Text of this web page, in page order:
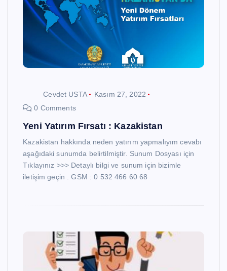
Cevdet USTA
Kasım 27, 2022
0 Comments
Yeni Yatırım Fırsatı : Kazakistan
Kazakistan hakkında neden yatırım yapmalıyım cevabı
aşağıdaki sunumda belirtilmiştir. Sunum Dosyası için
Tıklayınız >>> Detaylı bilgi ve sunum için bizimle
iletişim geçin . GSM : 0 532 466 60 68